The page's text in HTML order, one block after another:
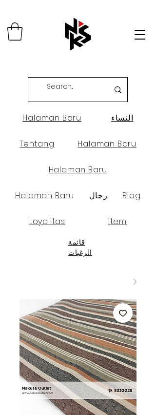
Halaman Baru النساء
Tentang Halaman Baru
Halaman Baru
Halaman Baru رجال Blog
Loyalitas Item
قائمة
الرغبات